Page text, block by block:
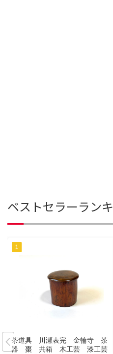
ベストセラーラン
茶道具 川瀬表完 金輪寺 茶
器 棗 共箱 木工芸 漆工芸